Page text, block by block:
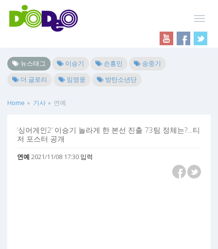
뉴스태그 이승기 손흥민
송중기
더 글로리
임영웅 방탄소년단
Home 기사 연예
‘싱어게인2’ 이승기 놀라게 한 본선 진출 73팀 정체는?…티
저 포스터 공개
연예 2021/11/08 17:30 입력